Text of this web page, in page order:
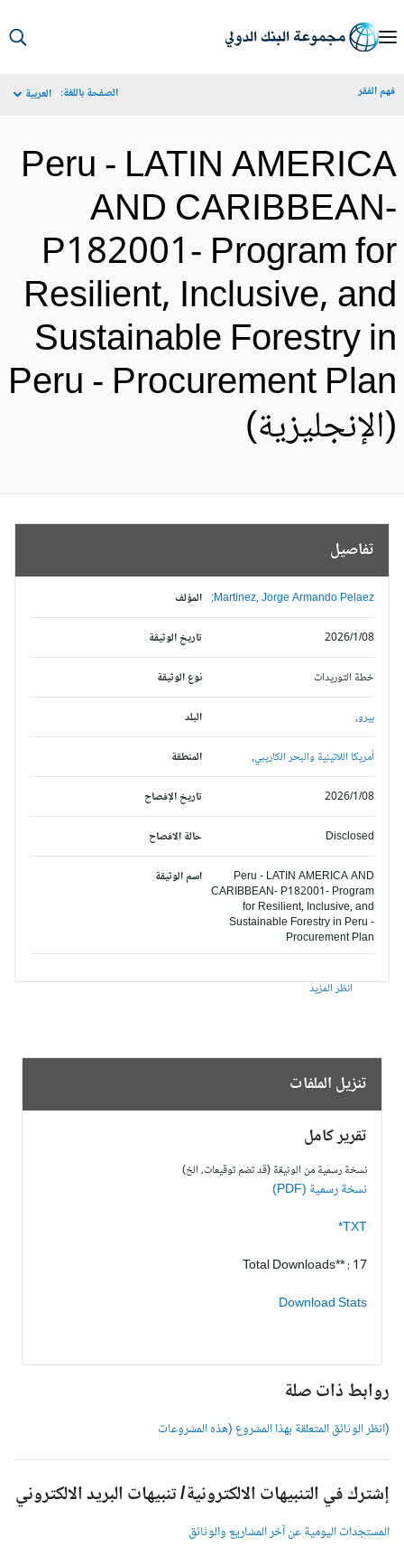
الفقر الصفحة باللغة: العربية
Peru - LATIN
AND
P182001- Program
Resilient, Inclusive,
Sustainable Forestry
Peru - Procurement
تفاصيل
المؤلف Martinez, Jorge Armando Pelaez;
تاريخ الوثيقة 2026/1/08
نوع الوثيقة خطة التوريدات
البلد بيرو,
المنطقة أمريكا اللاتينية والبحر الكاريبي,
تاريخ الإفصاح 2026/1/08
حالة الافصاح Disclosed
اسم الوثيقة
Peru - LATIN AMERICA AND
CARIBBEAN- P182001- Program
for Resilient, Inclusive, and
Sustainable Forestry in Peru -
Procurement Plan
انظر المزيد
تنزيل الملفات
تقرير كامل
نسخة رسمية من الوثيقة (قد تضم توقيعات، الخ)
نسخة رسمية (PDF)
TXT*
Total Downloads** : 17
Download Stats
روابط ذات صلة
(انظر الوثائق المتعلقة بهذا المشروع (هذه المشروعات
إشترك في التنبيهات الالكترونية/ تنبيهات البريد الالكتروني
المستجدات اليومية عن آخر المشاريع والوثائق